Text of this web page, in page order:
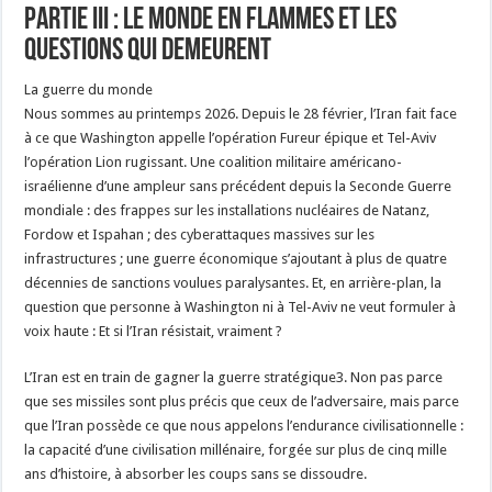
Partie III : Le monde en flammes et les
questions qui demeurent
La guerre du monde
Nous sommes au printemps 2026. Depuis le 28 février, l’Iran fait face
à ce que Washington appelle l’opération Fureur épique et Tel-Aviv
l’opération Lion rugissant. Une coalition militaire américano-
israélienne d’une ampleur sans précédent depuis la Seconde Guerre
mondiale : des frappes sur les installations nucléaires de Natanz,
Fordow et Ispahan ; des cyberattaques massives sur les
infrastructures ; une guerre économique s’ajoutant à plus de quatre
décennies de sanctions voulues paralysantes. Et, en arrière-plan, la
question que personne à Washington ni à Tel-Aviv ne veut formuler à
voix haute : Et si l’Iran résistait, vraiment ?
L’Iran est en train de gagner la guerre stratégique3. Non pas parce
que ses missiles sont plus précis que ceux de l’adversaire, mais parce
que l’Iran possède ce que nous appelons l’endurance civilisationnelle :
la capacité d’une civilisation millénaire, forgée sur plus de cinq mille
ans d’histoire, à absorber les coups sans se dissoudre.